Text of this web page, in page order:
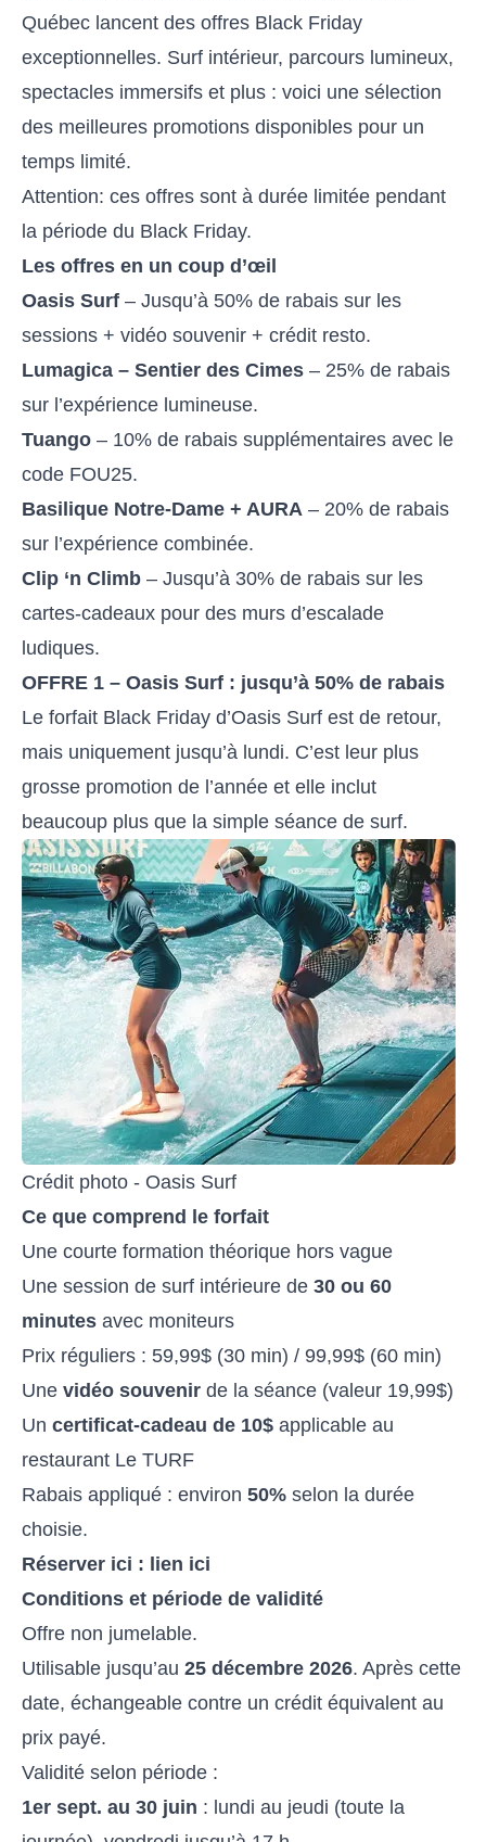
Québec lancent des offres Black Friday
exceptionnelles. Surf intérieur, parcours lumineux,
spectacles immersifs et plus : voici une sélection
des meilleures promotions disponibles pour un
temps limité.
Attention: ces offres sont à durée limitée pendant
la période du Black Friday.
Les offres en un coup d’œil
Oasis Surf – Jusqu’à 50% de rabais sur les
sessions + vidéo souvenir + crédit resto.
Lumagica – Sentier des Cimes – 25% de rabais
sur l’expérience lumineuse.
Tuango – 10% de rabais supplémentaires avec le
code FOU25.
Basilique Notre-Dame + AURA – 20% de rabais
sur l’expérience combinée.
Clip ‘n Climb – Jusqu’à 30% de rabais sur les
cartes-cadeaux pour des murs d’escalade
ludiques.
OFFRE 1 – Oasis Surf : jusqu’à 50% de rabais
Le forfait Black Friday d’Oasis Surf est de retour,
mais uniquement jusqu’à lundi. C’est leur plus
grosse promotion de l’année et elle inclut
beaucoup plus que la simple séance de surf.
Crédit photo - Oasis Surf
Ce que comprend le forfait
Une courte formation théorique hors vague
Une session de surf intérieure de 30 ou 60
minutes avec moniteurs
Prix réguliers : 59,99$ (30 min) / 99,99$ (60 min)
Une vidéo souvenir de la séance (valeur 19,99$)
Un certificat-cadeau de 10$ applicable au
restaurant Le TURF
Rabais appliqué : environ 50% selon la durée
choisie.
Réserver ici : lien ici
Conditions et période de validité
Offre non jumelable.
Utilisable jusqu’au 25 décembre 2026. Après cette
date, échangeable contre un crédit équivalent au
prix payé.
Validité selon période :
1er sept. au 30 juin : lundi au jeudi (toute la